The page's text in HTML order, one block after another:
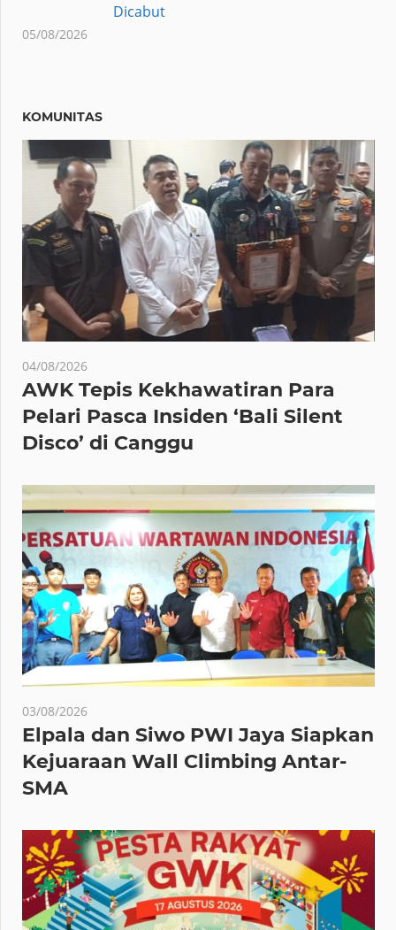
Dicabut
05/08/2026
KOMUNITAS
04/08/2026
AWK Tepis Kekhawatiran Para
Pelari Pasca Insiden ‘Bali Silent
Disco’ di Canggu
03/08/2026
Elpala dan Siwo PWI Jaya Siapkan
Kejuaraan Wall Climbing Antar-
SMA